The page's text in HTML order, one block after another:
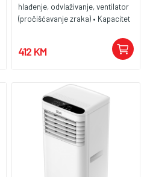
hlađenje, odvlaživanje, ventilator
(pročišćavanje zraka) • Kapacitet
Ekološki prihvatljivo rashladno
sredstvo: R290 (ne šteti
odvlaživanja: 19,2 litara/dan •
Rashladni prostor: 10-15 m² •
Protok zraka: 270 m³/h • 24-satni
mjerač vremena • Podesiva
brzina ventilatora (visoka/niska) •
Daljinski upravljač i digitalna
upravljačka ploča • Razina buke:
412 KM